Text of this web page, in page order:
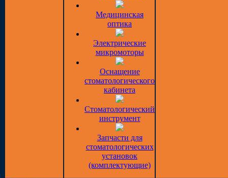
Медицинская
оптика
Электрические
микромоторы
Оснащение
стоматологического
кабинета
Стоматологический
инструмент
Запчасти для
стоматологических
установок
(комплектующие)